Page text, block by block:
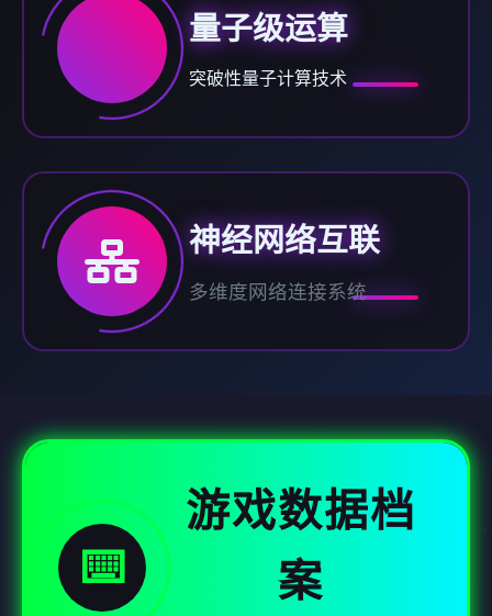
量子级运算
突破性量子计算技术
神经网络互联
多维度网络连接系统
⌨️
游戏数据档
案